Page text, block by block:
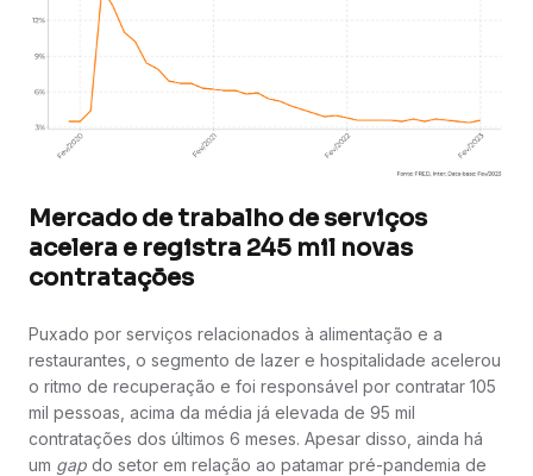
Mercado de trabalho de serviços
acelera e registra 245 mil novas
contratações
Puxado por serviços relacionados à alimentação e a
restaurantes, o segmento de lazer e hospitalidade acelerou
o ritmo de recuperação e foi responsável por contratar 105
mil pessoas, acima da média já elevada de 95 mil
contratações dos últimos 6 meses. Apesar disso, ainda há
um gap do setor em relação ao patamar pré-pandemia de